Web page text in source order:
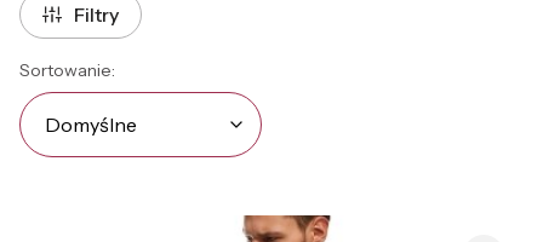
Filtry
Lista produktów
Sortowanie:
Domyślne